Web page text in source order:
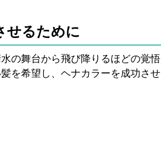
せるために
の舞台から飛び降りるほどの覚悟
を希望し、ヘナカラーを成功させ